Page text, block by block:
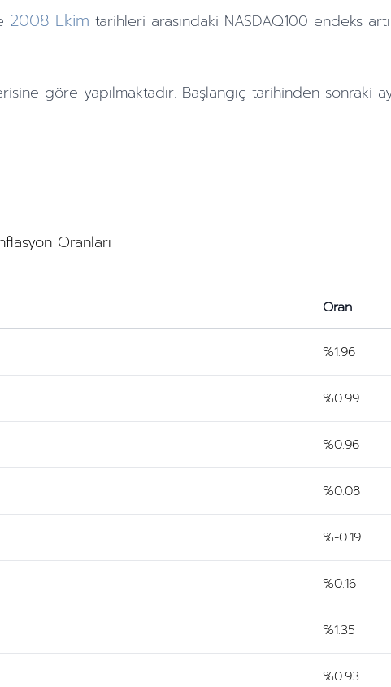
2008 Ekim tarihleri arasındaki NASDAQ100 endeks
göre yapılmaktadır. Başlangıç tarihinden sonraki
Oranları
Oran
%1.96
%0.99
%0.96
%0.08
%-0.19
%0.16
%1.35
%0.93